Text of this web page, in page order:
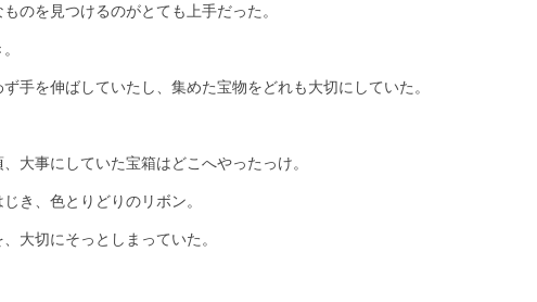
のを見つけるのがとても上手だった。
手を伸ばしていたし、集めた宝物をどれも大切にしていた。
大事にしていた宝箱はどこへやったっけ。
き、色とりどりのリボン。
大切にそっとしまっていた。